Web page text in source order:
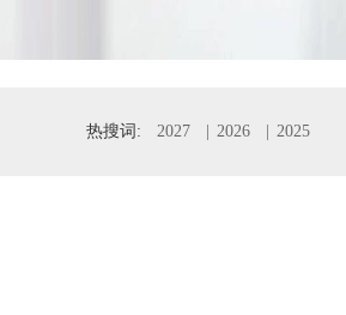
热搜词: 2027 2026 2025